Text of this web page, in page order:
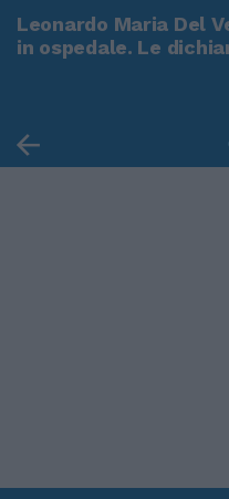
Leonardo Maria Del
in ospedale. Le